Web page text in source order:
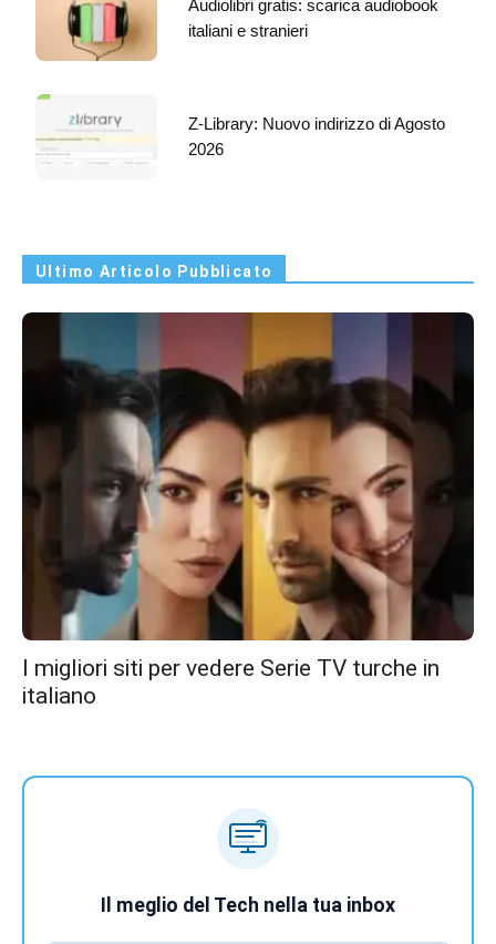
Audiolibri gratis: scarica audiobook
italiani e stranieri
Z-Library: Nuovo indirizzo di Agosto
2026
Ultimo Articolo Pubblicato
I migliori siti per vedere Serie TV turche in
italiano
Il meglio del Tech nella tua inbox